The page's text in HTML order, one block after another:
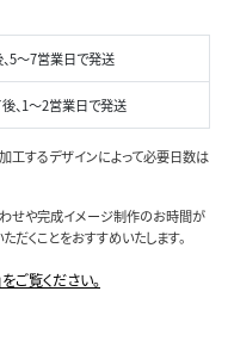
5～7営業日で発送
、1～2営業日で発送
工するデザインによって必要日数は
せや完成イメージ制作のお時間が
くことをおすすめいたします。
ご覧ください。